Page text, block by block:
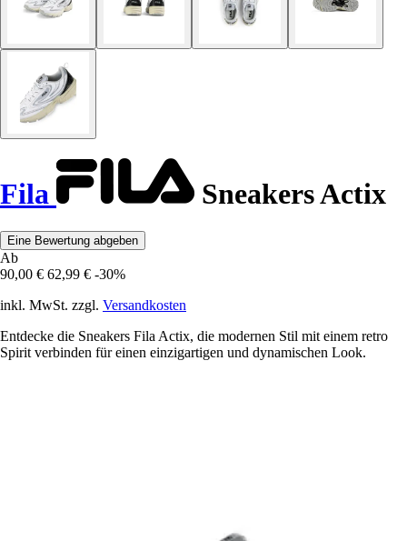
Fila Sneakers Actix
Eine Bewertung abgeben
Ab
90,00 € 62,99 € -30%
inkl. MwSt. zzgl. Versandkosten
Entdecke die Sneakers Fila Actix, die modernen Stil mit einem retro
Spirit verbinden für einen einzigartigen und dynamischen Look.